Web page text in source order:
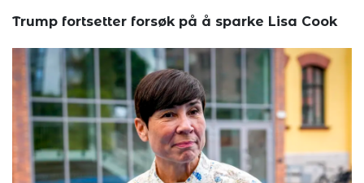
Trump fortsetter forsøk på å sparke Lisa Cook